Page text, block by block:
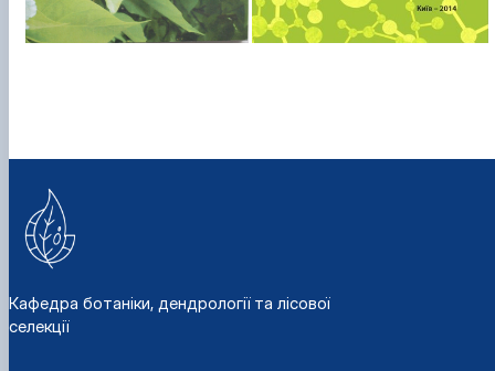
Кафедра ботаніки, дендрології та лісової
селекції